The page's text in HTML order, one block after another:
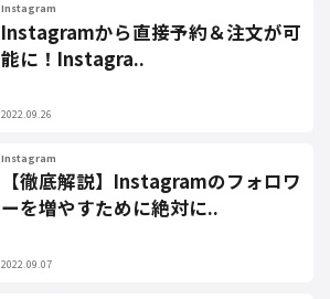
Instagram
Instagramから直接予約＆注文が可
能に！Instagra..
2022.09.26
Instagram
【徹底解説】Instagramのフォロワ
ーを増やすために絶対に..
2022.09.07